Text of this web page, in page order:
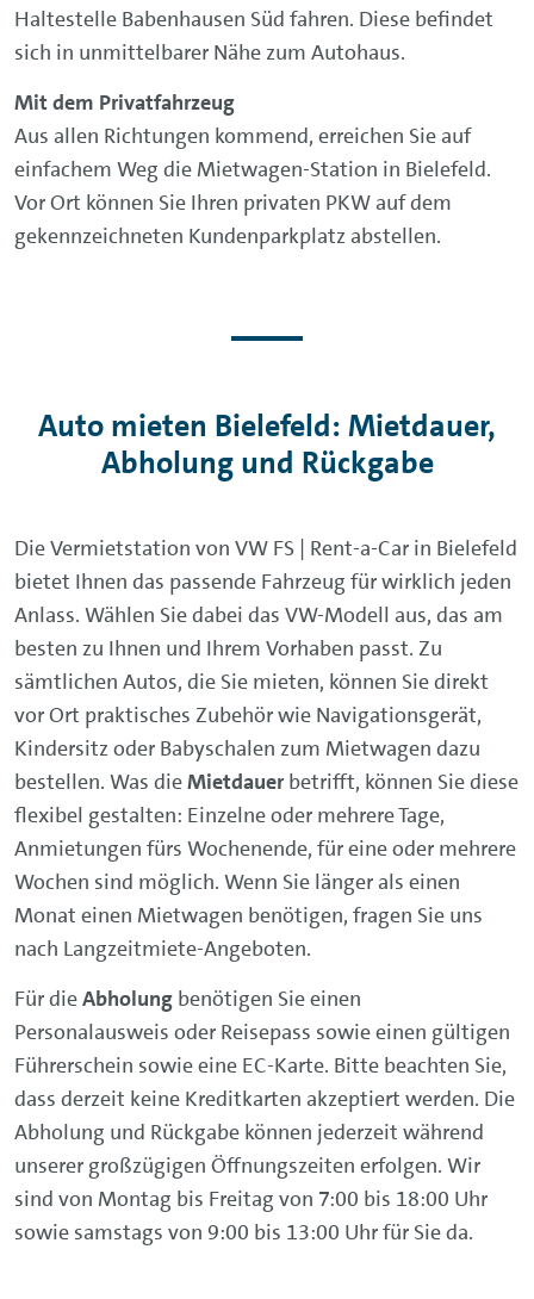
Haltestelle Babenhausen Süd fahren. Diese befindet
sich in unmittelbarer Nähe zum Autohaus.
Mit dem Privatfahrzeug
Aus allen Richtungen kommend, erreichen Sie auf
einfachem Weg die Mietwagen-Station in Bielefeld.
Vor Ort können Sie Ihren privaten PKW auf dem
gekennzeichneten Kundenparkplatz abstellen.
Auto mieten Bielefeld: Mietdauer,
Abholung und Rückgabe
Die Vermietstation von VW FS | Rent-a-Car in Bielefeld
bietet Ihnen das passende Fahrzeug für wirklich jeden
Anlass. Wählen Sie dabei das VW-Modell aus, das am
besten zu Ihnen und Ihrem Vorhaben passt. Zu
sämtlichen Autos, die Sie mieten, können Sie direkt
vor Ort praktisches Zubehör wie Navigationsgerät,
Kindersitz oder Babyschalen zum Mietwagen dazu
bestellen. Was dieMietdauer betrifft, können Sie diese
flexibel gestalten: Einzelne oder mehrere Tage,
Anmietungen fürs Wochenende, für eine oder mehrere
Wochen sind möglich. Wenn Sie länger als einen
Monat einen Mietwagen benötigen, fragen Sie uns
nach Langzeitmiete-Angeboten.
Für dieAbholung benötigen Sie einen
Personalausweis oder Reisepass sowie einen gültigen
Führerschein sowie eine EC-Karte. Bitte beachten Sie,
dass derzeit keine Kreditkarten akzeptiert werden. Die
Abholung und Rückgabe können jederzeit während
unserer großzügigen Öffnungszeiten erfolgen. Wir
sind von Montag bis Freitag von 7:00 bis 18:00 Uhr
sowie samstags von 9:00 bis 13:00 Uhr für Sie da.